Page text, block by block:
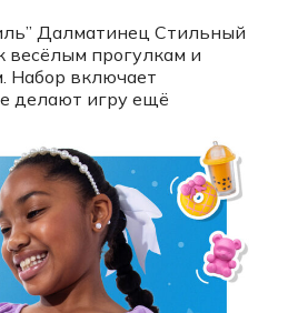
Далматинец Стильный
весёлым прогулкам и
Набор включает
делают игру ещё